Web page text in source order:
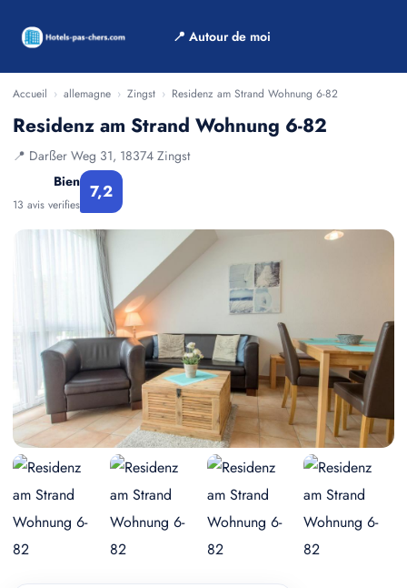
📍 Autour de moi
Accueil › allemagne › Zingst › Residenz am Strand Wohnung 6-82
Residenz am Strand Wohnung 6-82
📍 Darßer Weg 31, 18374 Zingst
Bien
13 avis verifies
7,2